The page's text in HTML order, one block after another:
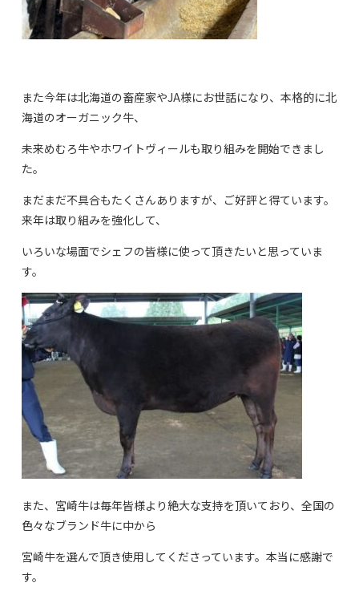
また今年は北海道の畜産家やJA様にお世話になり、本格的に北
海道のオーガニック牛、
未来めむろ牛やホワイトヴィールも取り組みを開始できまし
た。
まだまだ不具合もたくさんありますが、ご好評と得ています。
来年は取り組みを強化して、
いろいな場面でシェフの皆様に使って頂きたいと思っていま
す。
また、宮崎牛は毎年皆様より絶大な支持を頂いており、全国の
色々なブランド牛に中から
宮崎牛を選んで頂き使用してくださっています。本当に感謝で
す。